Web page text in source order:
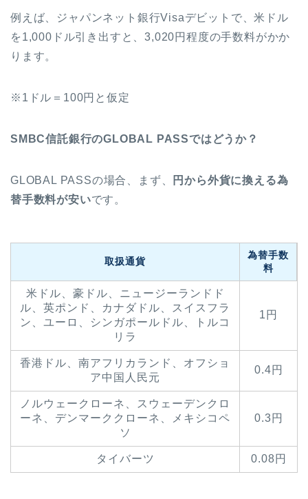
例えば、ジャパンネット銀行Visaデビットで、米ドル
を1,000ドル引き出すと、3,020円程度の手数料がかか
ります。
※1ドル＝100円と仮定
SMBC信託銀行のGLOBAL PASSではどうか？
GLOBAL PASSの場合、まず、
円から外貨に換える為
替手数料が安いです。
取扱通貨
為替手数
料
米ドル、豪ドル、ニュージーランドド
ル、英ポンド、カナダドル、スイスフラ
ン、ユーロ、シンガポールドル、トルコ
リラ
1円
香港ドル、南アフリカランド、オフショ
ア中国人民元
0.4円
ノルウェークローネ、スウェーデンクロ
ーネ、デンマーククローネ、メキシコペ
ソ
0.3円
タイバーツ 0.08円